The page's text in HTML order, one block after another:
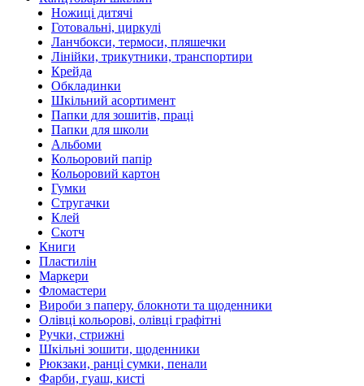
Ножиці дитячі
Готовальні, циркулі
Ланчбокси, термоси, пляшечки
Лінійки, трикутники, транспортири
Крейда
Обкладинки
Шкільний асортимент
Папки для зошитів, праці
Папки для школи
Альбоми
Кольоровий папір
Кольоровий картон
Гумки
Стругачки
Клей
Скотч
Книги
Пластилін
Маркери
Фломастери
Вироби з паперу, блокноти та щоденники
Олівці кольорові, олівці графітні
Ручки, стрижні
Шкільні зошити, щоденники
Рюкзаки, ранці сумки, пенали
Фарби, гуаш, кисті